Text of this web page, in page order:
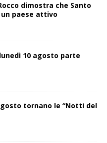
dimostra che Santo
paese attivo
10 agosto parte
tornano le “Notti del